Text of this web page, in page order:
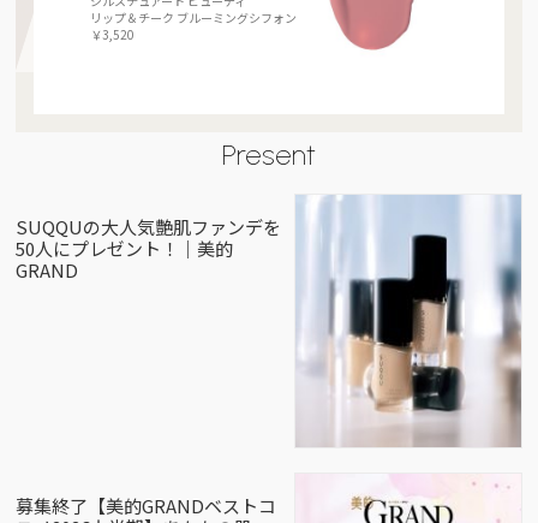
リップ＆チーク ブルーミングシフォン
￥3,520
Present
SUQQUの大人気艶肌ファンデを
50人にプレゼント！｜美的
GRAND
募集終了【美的GRANDベストコ